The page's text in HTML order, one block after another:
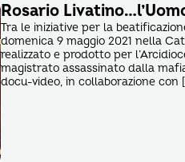
Rosario
Tra le iniziative per la
domenica 9 maggio 2021 nella
realizzato e prodotto per
magistrato assassinato dalla
docu-video, in collaborazione con